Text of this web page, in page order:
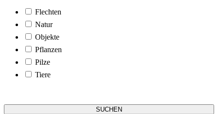
Flechten
Natur
Objekte
Pflanzen
Pilze
Tiere